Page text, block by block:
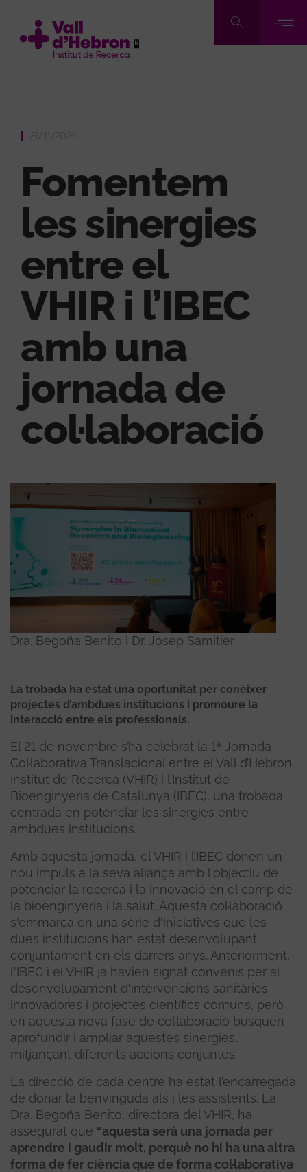
contingut
21/11/2024
Fomentem
les sinergies
entre el
VHIR i l’IBEC
amb una
jornada de
col·laboració
Dra. Begoña Benito i Dr. Josep Samitier
La trobada ha estat una oportunitat per conèixer
projectes d’ambdues institucions i promoure la
interacció entre els professionals.
El 21 de novembre s’ha celebrat la 1ª Jornada
Col·laborativa Translacional entre el Vall d’Hebron
Institut de Recerca (VHIR) i l’Institut de
Bioenginyeria de Catalunya (IBEC), una trobada
centrada en potenciar les sinergies entre
ambdues institucions.
Amb aquesta jornada, el VHIR i l’IBEC donen un
nou impuls a la seva aliança amb l'objectiu de
potenciar la recerca i la innovació en el camp de
la bioenginyeria i la salut. Aquesta col·laboració
s'emmarca en una sèrie d'iniciatives que les
dues institucions han estat desenvolupant
conjuntament en els darrers anys. Anteriorment,
l'IBEC i el VHIR ja havien signat convenis per al
desenvolupament d'intervencions sanitàries
innovadores i projectes científics comuns, però
en aquesta nova fase de col·laboració busquen
aprofundir i ampliar aquestes sinergies,
mitjançant diferents accions conjuntes.
La direcció de cada centre ha estat l’encarregada
de donar la benvinguda als i les assistents. La
Dra. Begoña Benito, directora del VHIR, ha
assegurat que “aquesta serà una jornada per
aprendre i gaudir molt, perquè no hi ha una altra
forma de fer ciència que de forma col·laborativa